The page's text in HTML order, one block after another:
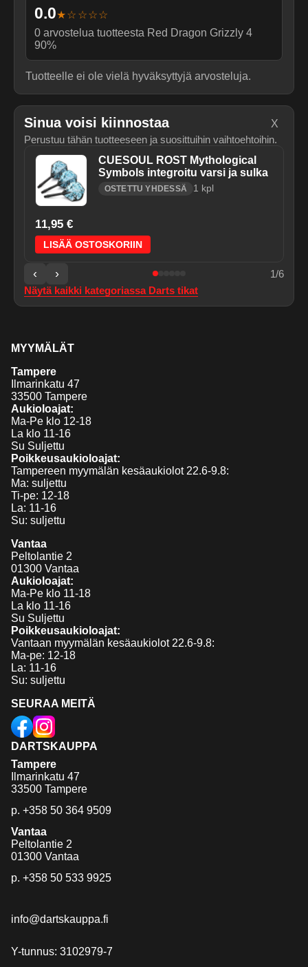
0.0★☆☆☆☆
0 arvostelua tuotteesta Red Dragon Grizzly 4
90%
Tuotteelle ei ole vielä hyväksyttyjä arvosteluja.
Sinua voisi kiinnostaa
Perustuu tähän tuotteeseen ja suosittuihin vaihtoehtoihin.
X
CUESOUL ROST Mythological
Symbols integroitu varsi ja sulka
OSTETTU YHDESSÄ 1 kpl
11,95 €
LISÄÄ OSTOSKORIIN
‹ › 1/6
Näytä kaikki kategoriassa Darts tikat
DARTSKAUPPA
Tampere
Ilmarinkatu 47
33500 Tampere
p. +358 50 364 9509
Vantaa
Peltolantie 2
01300 Vantaa
p. +358 50 533 9925
info@dartskauppa.fi
Y-tunnus: 3102979-7
SEURAA MEITÄ
MYYMÄLÄT
Tampere
Ilmarinkatu 47
33500 Tampere
Aukioloajat:
Ma-Pe klo 12-18
La klo 11-16
Su Suljettu
Poikkeusaukioloajat:
Tampereen myymälän kesäaukiolot 22.6-9.8:
Ma: suljettu
Ti-pe: 12-18
La: 11-16
Su: suljettu
Vantaa
Peltolantie 2
01300 Vantaa
Aukioloajat:
Ma-Pe klo 11-18
La klo 11-16
Su Suljettu
Poikkeusaukioloajat:
Vantaan myymälän kesäaukiolot 22.6-9.8:
Ma-pe: 12-18
La: 11-16
Su: suljettu